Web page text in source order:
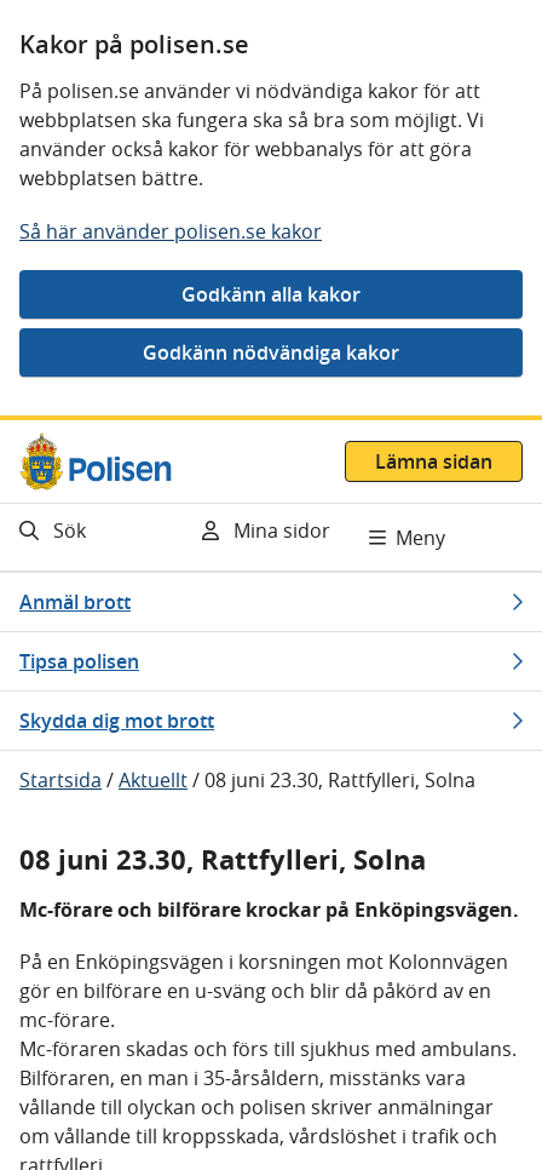
Kakor på polisen.se
På polisen.se använder vi nödvändiga kakor för att
webbplatsen ska fungera ska så bra som möjligt. Vi
använder också kakor för webbanalys för att göra
webbplatsen bättre.
Så här använder polisen.se kakor
Gå direkt till innehåll
Lämna sidan
Sök Mina sidor Meny
Anmäl brott
Tipsa polisen
Skydda dig mot brott
Startsida /Aktuellt/08 juni 23.30, Rattfylleri, Solna
08 juni 23.30, Rattfylleri, Solna
Mc-förare och bilförare krockar på Enköpingsvägen.
På en Enköpingsvägen i korsningen mot Kolonnvägen
gör en bilförare en u-sväng och blir då påkörd av en
mc-förare.
Mc-föraren skadas och förs till sjukhus med ambulans.
Bilföraren, en man i 35-årsåldern, misstänks vara
vållande till olyckan och polisen skriver anmälningar
om vållande till kroppsskada, vårdslöshet i trafik och